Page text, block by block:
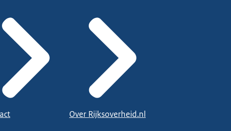
Over Rijksoverheid.nl